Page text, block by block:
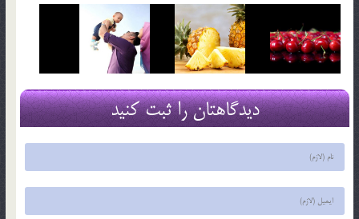
دیدگاهتان را ثبت کنید